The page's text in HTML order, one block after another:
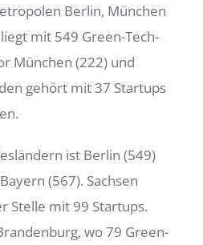
Berlin, München
mit 549 Green-Tech-
München (222) und
gehört mit 37 Startups
ist Berlin (549)
(567). Sachsen
Stelle mit 99 Startups.
wo 79 Green-